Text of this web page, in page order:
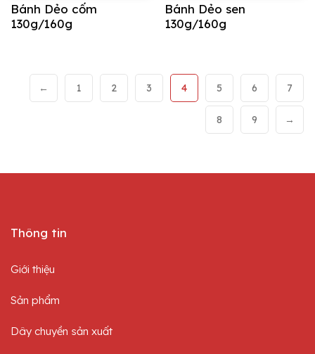
Bánh Dẻo cốm
130g/160g
Bánh Dẻo sen
130g/160g
← 1 2 3 4 5 6 7
8 9 →
Thông tin
Giới thiệu
Sản phẩm
Dây chuyền sản xuất